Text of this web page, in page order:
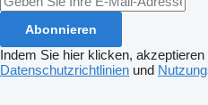
Abonnieren
Indem Sie hier klicken,
Datenschutzrichtlinien und